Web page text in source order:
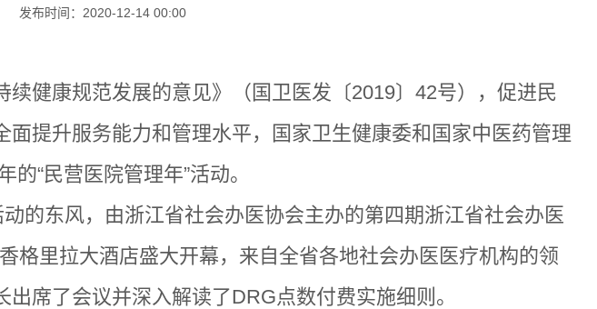
发布时间：2020-12-14 00:00
续健康规范发展的意见》（国卫医发〔2019〕 42号），促进民
提升服务能力和管理水平，国家卫生健康委和国家中医药管理
的“民营医院管理年”活动。
动的东风，由浙江省社会办医协会主办的第四期浙江省社会办医
格里拉大酒店盛大开幕，来自全省各地社会办医医疗机构的领
出席了会议并深入解读了DRG点数付费实施细则。